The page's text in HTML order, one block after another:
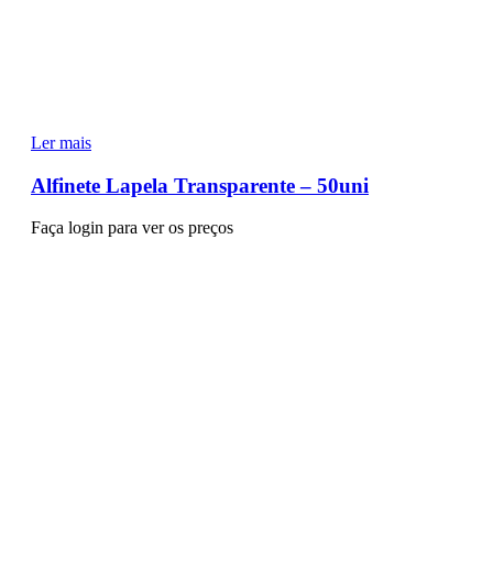
Ler mais
Alfinete Lapela Transparente – 50uni
Faça login para ver os preços